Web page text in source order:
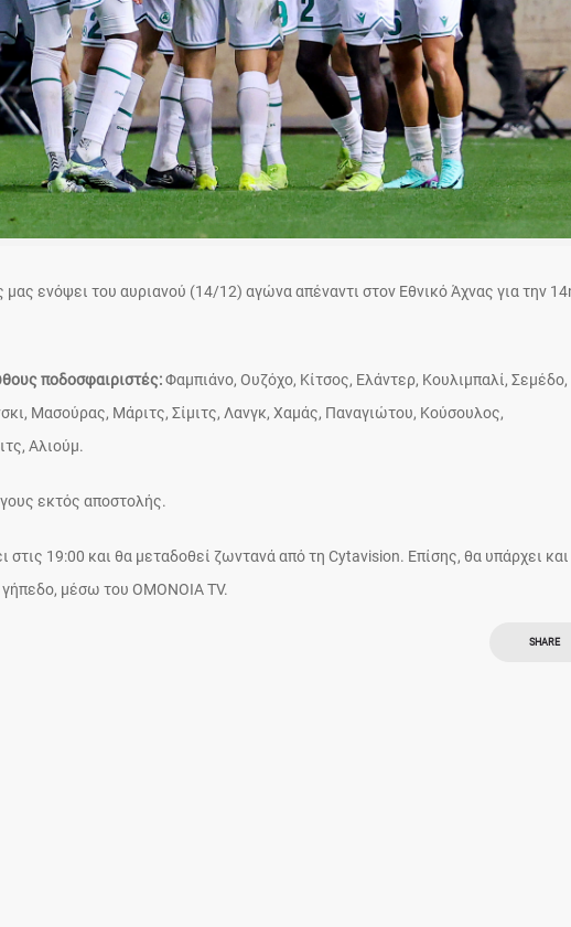
ενόψει του αυριανού (14/12) αγώνα απέναντι στον Εθνικό Άχνας για την
ποδοσφαιριστές:Φαμπιάνο, Ουζόχο, Κίτσος, Ελάντερ, Κουλιμπαλί, Σεμέδο,
Μασούρας, Μάριτς, Σίμιτς, Λανγκ, Χαμάς, Παναγιώτου, Κούσουλος,
Αλιούμ.
εκτός αποστολής.
στις 19:00 και θα μεταδοθεί ζωντανά από τη Cytavision. Επίσης, θα υπάρχει και
γήπεδο, μέσω του ΟΜΟΝΟΙΑ TV.
SHARE